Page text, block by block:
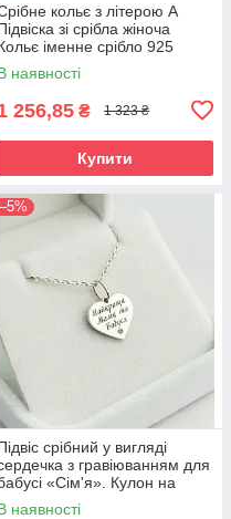
кольє з літерою А
зі срібла жіноча
іменне срібло 925
наявності
256,85 ₴ 1 323 ₴
Купити
–5%
срібний у вигляді
з гравіюванням для
«Сім'я». Кулон на
Сердечко
наявності